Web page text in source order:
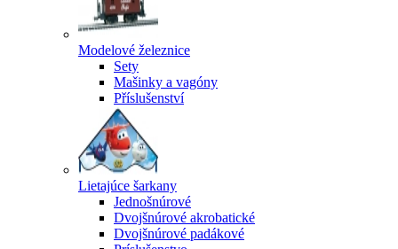
Modelové železnice
Sety
Mašinky a vagóny
Příslušenství
Lietajúce šarkany
Jednošnúrové
Dvojšnúrové akrobatické
Dvojšnúrové padákové